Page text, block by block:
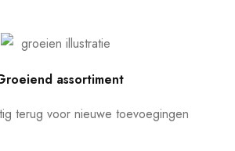
assortiment
terug voor nieuwe toevoegingen